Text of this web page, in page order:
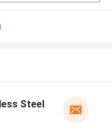
Steel